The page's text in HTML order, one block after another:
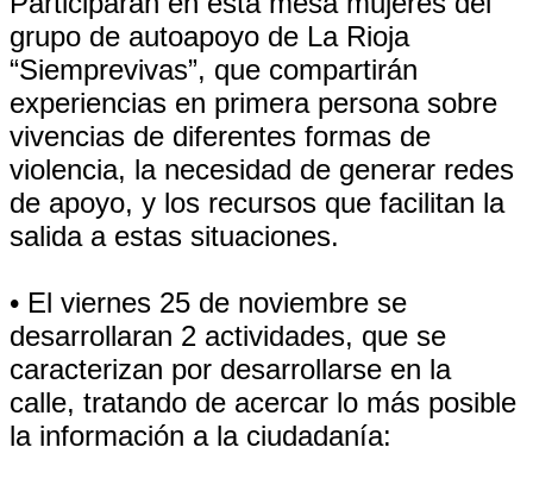
grupo de autoapoyo de La Rioja
“Siemprevivas”, que compartirán
experiencias en primera persona sobre
vivencias de diferentes formas de
violencia, la necesidad de generar redes
de apoyo, y los recursos que facilitan la
salida a estas situaciones.
• El viernes 25 de noviembre se
desarrollaran 2 actividades, que se
caracterizan por desarrollarse en la
calle, tratando de acercar lo más posible
la información a la ciudadanía: